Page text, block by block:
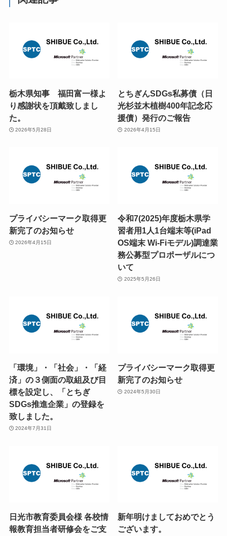
栃木県知事 福田富一様よ
り感謝状を頂戴致しまし
た。
2026年5月28日
とちぎんSDGs私募債（日
光杉並木植樹400年記念応
援債）発行のご報告
2026年4月15日
プライバシーマーク取得更
新完了のお知らせ
2026年4月15日
令和7(2025)年度栃木県学
習者用1人1台端末等(iPad
OS端末 Wi-Fiモデル)調達業
務公募型プロポーザルにつ
いて
2025年5月26日
「環境」・「社会」・「経
済」の３側面の取組及び目
標を設定し、「とちぎ
SDGs推進企業」の登録を
致しました。
2024年7月31日
プライバシーマーク取得更
新完了のお知らせ
2024年5月30日
日光市教育委員会様 各校情
報教育担当者研修会をご支
新年明けましておめでとう
ございます。